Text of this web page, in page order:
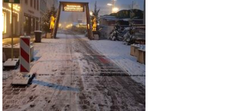
fest...
Weiterlesen...